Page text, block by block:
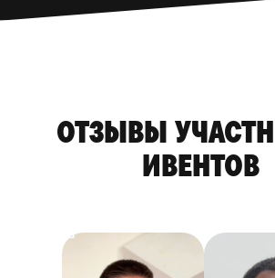
ОТЗЫВЫ
ИВЕНТОВ